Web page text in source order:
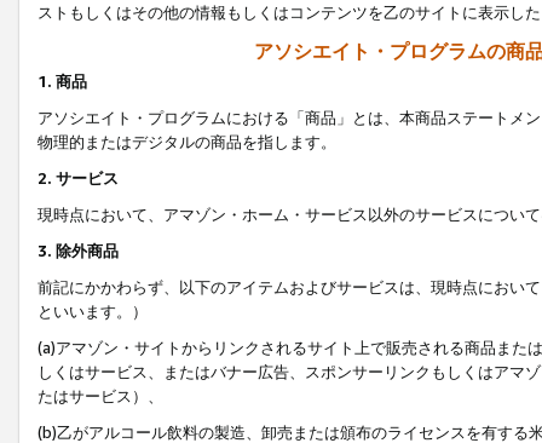
ストもしくはその他の情報もしくはコンテンツを乙のサイトに表示し
アソシエイト・プログラムの商
1. 商品
アソシエイト・プログラムにおける「商品」とは、本商品ステートメ
物理的またはデジタルの商品を指します。
2. サービス
現時点において、アマゾン・ホーム・サービス以外のサービスについ
3. 除外商品
前記にかかわらず、以下のアイテムおよびサービスは、現時点におい
といいます。）
(a)アマゾン・サイトからリンクされるサイト上で販売される商品ま
しくはサービス、またはバナー広告、スポンサーリンクもしくはアマ
たはサービス）、
(b)乙がアルコール飲料の製造、卸売または頒布のライセンスを有す